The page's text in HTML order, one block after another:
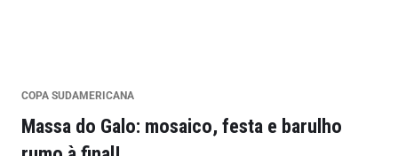
COPA SUDAMERICANA
Massa do Galo: mosaico, festa e barulho